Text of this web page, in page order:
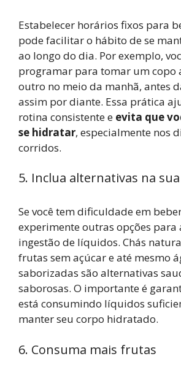
Estabelecer horários fixos para
pode facilitar o hábito de se
ao longo do dia. Por exemplo,
programar para tomar um copo
outro no meio da manhã, antes
assim por diante. Essa prática
rotina consistente e evita que
se hidratar, especialmente nos
corridos.
5. Inclua alternativas na
Se você tem dificuldade em
experimente outras opções para
ingestão de líquidos. Chás
frutas sem açúcar e até mesmo
saborizadas são alternativas
saborosas. O importante é
está consumindo líquidos
manter seu corpo hidratado.
6. Consuma mais frutas